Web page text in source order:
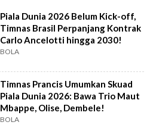
Piala Dunia 2026 Belum Kick-off,
Timnas Brasil Perpanjang Kontrak
Carlo Ancelotti hingga 2030!
BOLA
Timnas Prancis Umumkan Skuad
Piala Dunia 2026: Bawa Trio Maut
Mbappe, Olise, Dembele!
BOLA